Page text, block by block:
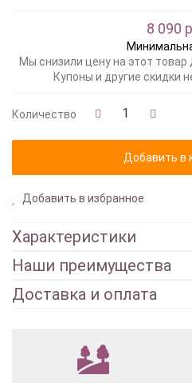
8 090
Мы снизили цену на этот
Купоны и другие скидки
Количество
Добавить в избранное
Характеристики
Наши преимущества
Доставка и оплата